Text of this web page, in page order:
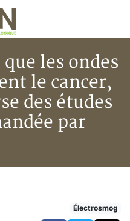
les ondes
le cancer,
des études
par
les ondes
Électrosmog